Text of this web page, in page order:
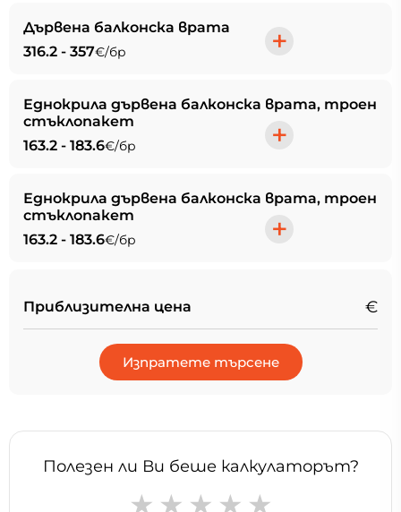
Дървена балконска врата
316.2 - 357€/бр +
Еднокрила дървена балконска врата, троен
стъклопакет
163.2 - 183.6€/бр +
Еднокрила дървена балконска врата, троен
стъклопакет
163.2 - 183.6€/бр +
Приблизителна цена €
Изпратете търсене
Полезен ли Ви беше калкулаторът?